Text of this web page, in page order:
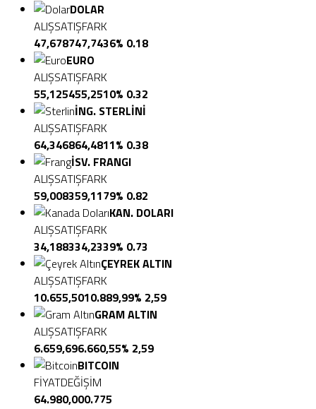
DOLAR
ALIŞSATIŞFARK
47,678747,7436% 0.18
EURO
ALIŞSATIŞFARK
55,125455,2510% 0.32
İNG. STERLİNİ
ALIŞSATIŞFARK
64,346864,4811% 0.38
İSV. FRANGI
ALIŞSATIŞFARK
59,008359,1179% 0.82
KAN. DOLARI
ALIŞSATIŞFARK
34,188334,2339% 0.73
ÇEYREK ALTIN
ALIŞSATIŞFARK
10.655,5010.889,99% 2,59
GRAM ALTIN
ALIŞSATIŞFARK
6.659,696.660,55% 2,59
BITCOIN
FİYATDEĞİŞİM
64.980,000.775